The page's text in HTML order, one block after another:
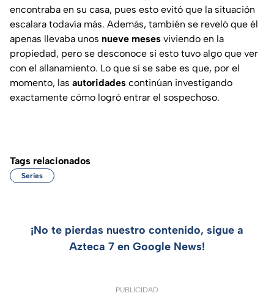
encontraba en su casa, pues esto evitó que la situación
escalara todavía más. Además, también se reveló que él
apenas llevaba unos nueve meses viviendo en la
propiedad, pero se desconoce si esto tuvo algo que ver
con el allanamiento. Lo que sí se sabe es que, por el
momento, las autoridades continúan investigando
exactamente cómo logró entrar el sospechoso.
Tags relacionados
Series
¡No te pierdas nuestro contenido, sigue a
Azteca 7 en Google News!
PUBLICIDAD